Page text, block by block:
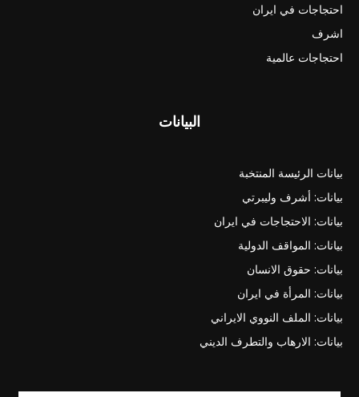
احتجاجات في ايران
اشرف
احتجاجات عالمية
البيانات
بيانات الرئيسة المنتخبة
بيانات: أشرف وليبرتي
بيانات: الاحتجاجات في ايران
بيانات: المواقف الدولية
بيانات: حقوق الانسان
بيانات: المرأة في ايران
بيانات: الملف النووي الايراني
بيانات: الارهاب والتطرف الديني